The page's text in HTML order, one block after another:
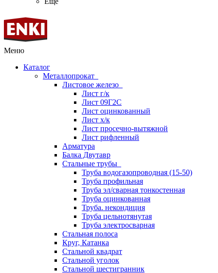
Меню
Каталог
Металлопрокат
Листовое железо
Лист г/к
Лист 09Г2С
Лист оцинкованный
Лист х/к
Лист просечно-вытяжной
Лист рифленный
Арматура
Балка Двутавр
Стальные трубы
Труба водогазопроводная (15-50)
Труба профильная
Труба эл/сварная тонкостенная
Труба оцинкованная
Труба. некондиция
Труба цельнотянутая
Труба электросварная
Стальная полоса
Круг, Катанка
Стальной квадрат
Стальной уголок
Стальной шестигранник